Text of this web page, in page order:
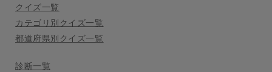
クイズ一覧
カテゴリ別クイズ一覧
都道府県別クイズ一覧
診断一覧